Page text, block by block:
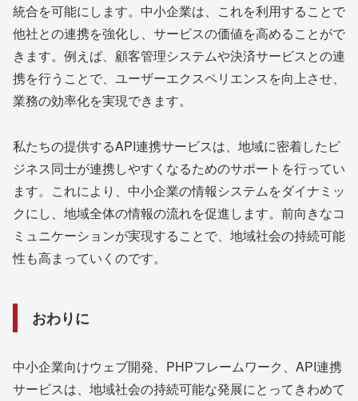
統合を可能にします。中小企業は、これを利用することで
他社との連携を強化し、サービスの価値を高めることがで
きます。例えば、顧客管理システムや決済サービスとの連
携を行うことで、ユーザーエクスペリエンスを向上させ、
業務の効率化を実現できます。
私たちの提供するAPI連携サービスは、地域に密着したビ
ジネス同士が連携しやすくなるためのサポートを行ってい
ます。これにより、中小企業の情報システムをダイナミッ
クにし、地域全体の情報の流れを促進します。前向きなコ
ミュニケーションが実現することで、地域社会の持続可能
性も高まっていくのです。
おわりに
中小企業向けウェブ開発、PHPフレームワーク、API連携
サービスは、地域社会の持続可能な発展にとってきわめて